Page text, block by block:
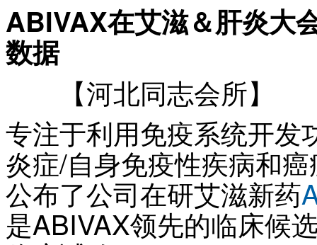
ABIVAX在艾滋＆肝炎大
数据
【河北同志会所】
专注于利用免疫系统开发
炎症/自身免疫性疾病和
公布了公司在研艾滋新药
是ABIVAX领先的临床候